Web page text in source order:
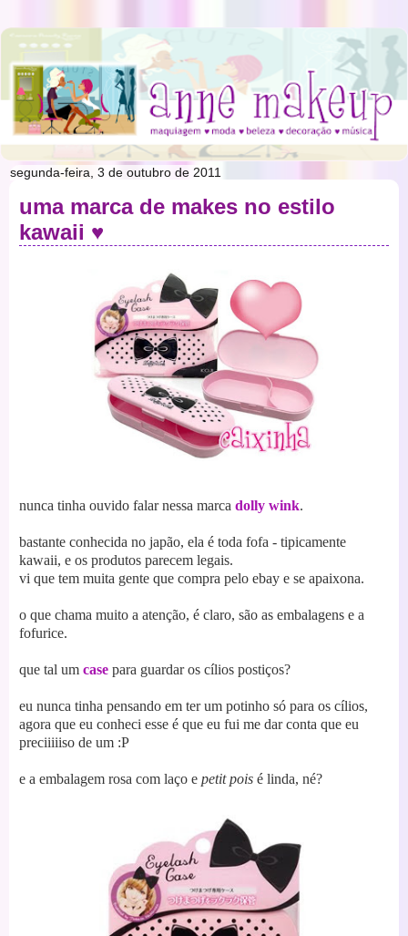
segunda-feira, 3 de outubro de 2011
uma marca de makes no estilo
kawaii ♥
nunca tinha ouvido falar nessa marca dolly wink.
bastante conhecida no japão, ela é toda fofa - tipicamente
kawaii, e os produtos parecem legais.
vi que tem muita gente que compra pelo ebay e se apaixona.
o que chama muito a atenção, é claro, são as embalagens e a
fofurice.
que tal um case para guardar os cílios postiços?
eu nunca tinha pensando em ter um potinho só para os cílios,
agora que eu conheci esse é que eu fui me dar conta que eu
preciiiiiso de um :P
e a embalagem rosa com laço e petit pois é linda, né?